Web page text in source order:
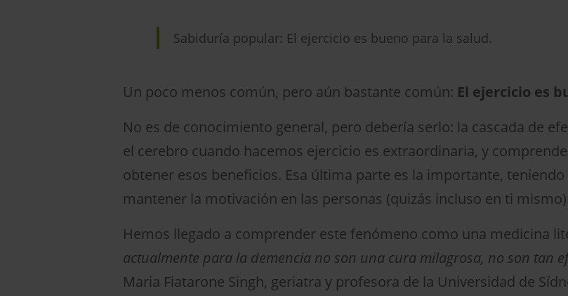
Sabiduría popular: El ejercicio es bueno para la salud.
Un poco menos común, pero aún bastante común: El ejercicio es
No es de conocimiento general, pero debería serlo: la cascada de
el cerebro cuando hacemos ejercicio es extraordinaria, y
obtener esos beneficios. Esa última parte es la importante,
mantener la motivación en las personas (quizás incluso en ti
Hemos llegado a comprender este fenómeno como una medicina
actualmente para la demencia no son una cura milagrosa, no son tan
Maria Fiatarone Singh, geriatra y profesora de la Universidad de